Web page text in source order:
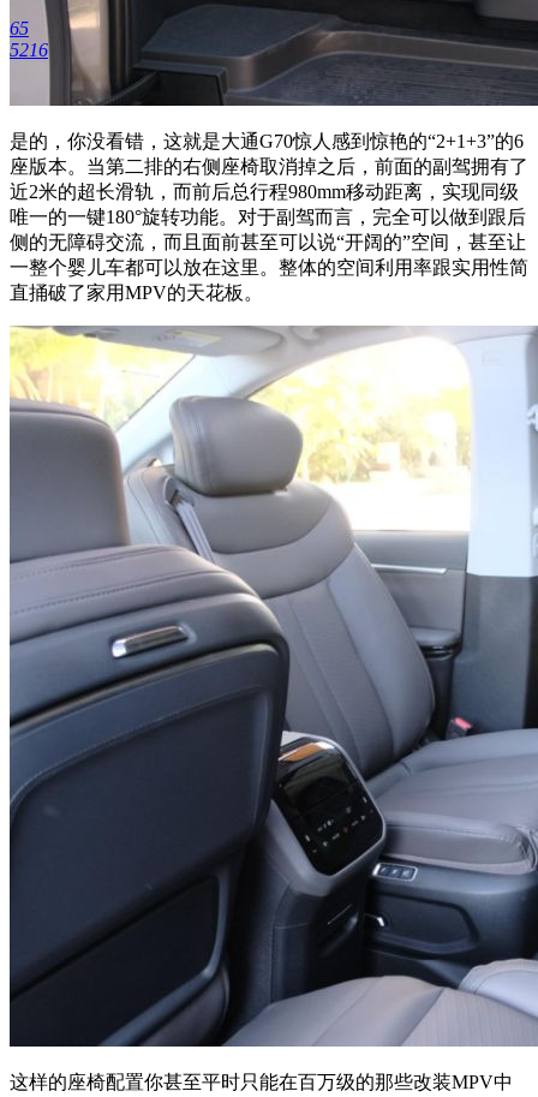
是的，你没看错，这就是大通G70惊人感到惊艳的“2+1+3”的6
座版本。当第二排的右侧座椅取消掉之后，前面的副驾拥有了
近2米的超长滑轨，而前后总行程980mm移动距离，实现同级
唯一的一键180°旋转功能。对于副驾而言，完全可以做到跟后
侧的无障碍交流，而且面前甚至可以说“开阔的”空间，甚至让
一整个婴儿车都可以放在这里。整体的空间利用率跟实用性简
直捅破了家用MPV的天花板。
这样的座椅配置你甚至平时只能在百万级的那些改装MPV中
65
5216